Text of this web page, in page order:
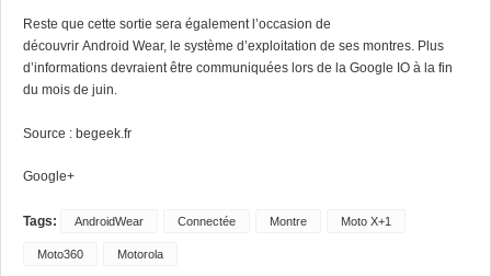
Reste que cette sortie sera également l’occasion de
découvrir Android Wear, le système d’exploitation de ses montres. Plus
d’informations devraient être communiquées lors de la Google IO à la fin
du mois de juin.
Source : begeek.fr
Google+
Tags: AndroidWear Connectée Montre Moto X+1
Moto360 Motorola